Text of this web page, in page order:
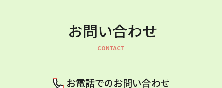
お問い合わせ
お電話でのお問い合わせ